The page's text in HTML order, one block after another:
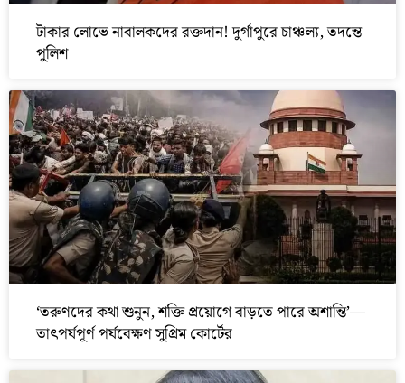
টাকার লোভে নাবালকদের রক্তদান! দুর্গাপুরে চাঞ্চল্য, তদন্তে
পুলিশ
‘তরুণদের কথা শুনুন, শক্তি প্রয়োগে বাড়তে পারে অশান্তি’—
তাৎপর্যপূর্ণ পর্যবেক্ষণ সুপ্রিম কোর্টের